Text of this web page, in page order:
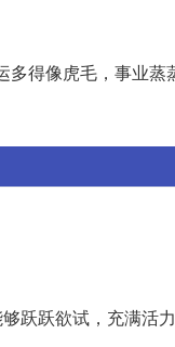
多得像虎毛，事业蒸
跃跃欲试，充满活力